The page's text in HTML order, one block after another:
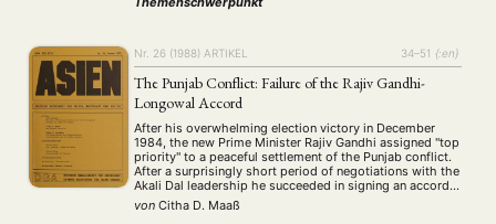
ANTRAG AUF EINEN SMALL GRANT DER DGA
Aktuelles von unseren Mitgliedern (4) Art (5) ASIEN (Zeitschrift)
Auszeichnung (12) Bericht (128)
Cinema (4) DGA (92) Diskussion (74) Fellowship (111) Forschung
Geografie Geschichte (93) Gesellschaft (283) Globalisation (7)
Hybrid (172) Kultur (27) Kunst (4) Lecture (94) Literatur (261)
Medien (24) Migration (39) Nationalism (6) Online (235)
Politik (417) Politikwissenschaften
Nr. 26 (1988) ARTIKEL 34–51 {:en}
The Punjab Conflict: Failure of the Rajiv Gandhi-
Longowal Accord
After his overwhelming election victory in December
1984, the new Prime Minister Rajiv Gandhi assigned "top
priority" to a peaceful settlement of the Punjab conflict.
After a surprisingly short period of negotiations with the
Akali Dal leadership he succeeded in signing an accord
with Sant Harchand Singh Longowal in July 1985. The
author examines in …
von Citha D. Maaß